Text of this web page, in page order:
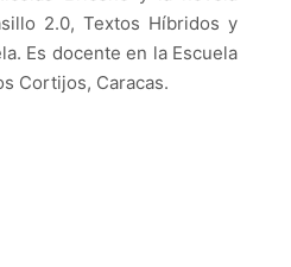
2.0, Textos Híbridos y
Es docente en la Escuela
Cortijos, Caracas.